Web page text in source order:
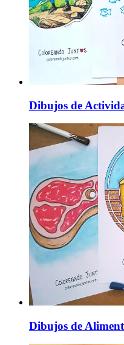
Dibujos de
Dibujos de